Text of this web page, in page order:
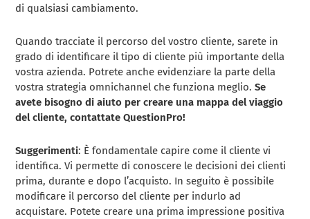
di qualsiasi cambiamento.
Quando tracciate il percorso del vostro cliente, sarete in
grado di identificare il tipo di cliente più importante della
vostra azienda. Potrete anche evidenziare la parte della
vostra strategia omnichannel che funziona meglio. Se
avete bisogno di aiuto per creare una mappa del viaggio
del cliente, contattate QuestionPro!
Suggerimenti: È fondamentale capire come il cliente vi
identifica. Vi permette di conoscere le decisioni dei clienti
prima, durante e dopo l’acquisto. In seguito è possibile
modificare il percorso del cliente per indurlo ad
acquistare. Potete creare una prima impressione positiva